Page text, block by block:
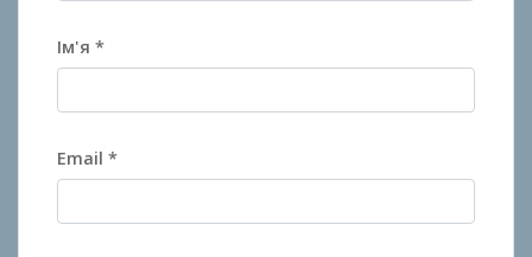
Ім'я *
Email *